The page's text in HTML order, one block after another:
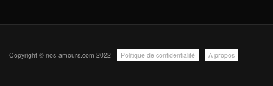
Copyright © nos-amours.com 2022 - Politique de confidentialité - A propos